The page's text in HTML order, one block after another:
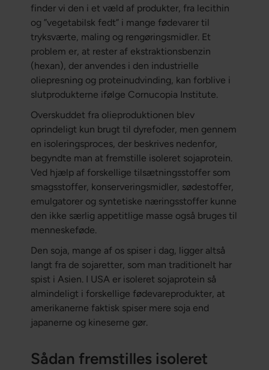
finder vi den i et væld af produkter, fra lecithin
og ”vegetabilsk fedt” i mange fødevarer til
tryksværte, maling og rengøringsmidler. Et
problem er, at rester af ekstraktionsbenzin
(hexan), der anvendes i den industrielle
oliepresning og proteinudvinding, kan forblive i
slutprodukterne ifølge Cornucopia Institute.
Overskuddet fra olieproduktionen blev
oprindeligt kun brugt til dyrefoder, men gennem
en isoleringsproces, der beskrives nedenfor,
begyndte man at fremstille isoleret sojaprotein.
Ved hjælp af forskellige tilsætningsstoffer som
smagsstoffer, konserveringsmidler, sødestoffer,
emulgatorer og syntetiske næringsstoffer kunne
den ikke særlig appetitlige masse også bruges til
menneskeføde.
Den soja, mange af os spiser i dag, ligger altså
langt fra de sojaretter, som man traditionelt har
spist i Asien. I USA er isoleret sojaprotein så
almindeligt i forskellige fødevareprodukter, at
amerikanerne faktisk spiser mere soja end
japanerne og kineserne gør.
Sådan fremstilles isoleret